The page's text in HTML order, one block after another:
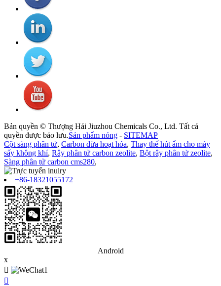
Bản quyền © Thượng Hải Jiuzhou Chemicals Co., Ltd. Tất cả
quyền được bảo lưu.Sản phẩm nóng - SITEMAP
Cột sàng phân tử, Carbon dừa hoạt hóa, Thay thế hút ẩm cho máy
sấy không khí, Rây phân tử carbon zeolite, Bột rây phân tử zeolite,
Sàng phân tử carbon cms280,
+86-18321055172
Android
x

